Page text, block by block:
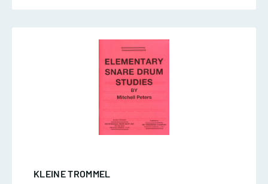
KLEINE TROMMEL